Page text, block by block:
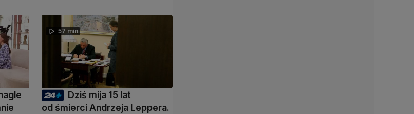
57 min
Dziś mija 15 lat
od śmierci Andrzeja Leppera.